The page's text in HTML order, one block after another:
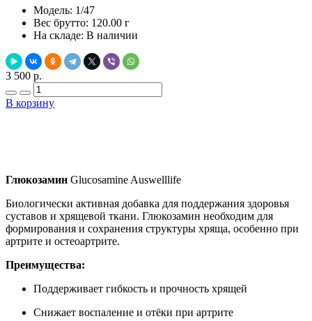
Модель: 1/47
Вес брутто: 120.00 г
На складе: В наличии
3 500 р.
В корзину
Глюкозамин Glucosamine Auswelllife
Биологически активная добавка для поддержания здоровья
суставов и хрящевой ткани. Глюкозамин необходим для
формирования и сохранения структуры хряща, особенно при
артрите и остеоартрите.
Преимущества:
Поддерживает гибкость и прочность хрящей
Снижает воспаление и отёки при артрите